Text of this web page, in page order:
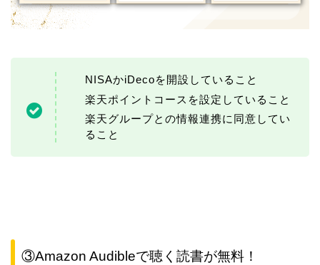
NISAかiDecoを開設していること
楽天ポイントコースを設定していること
楽天グループとの情報連携に同意してい
ること
③Amazon Audibleで聴く読書が無料！